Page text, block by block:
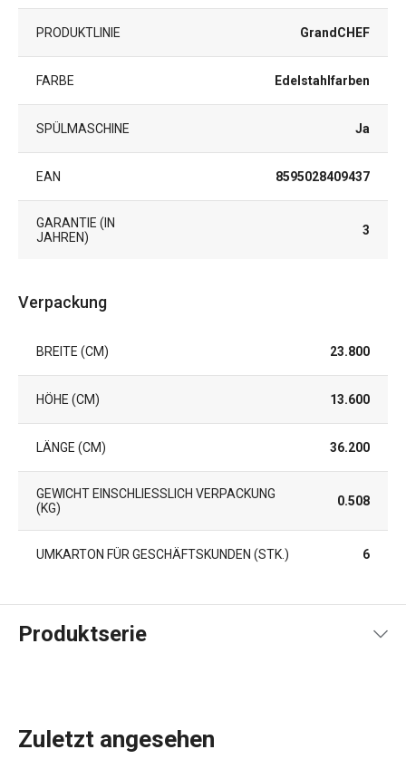
PRODUKTLINIE GrandCHEF
FARBE Edelstahlfarben
SPÜLMASCHINE Ja
EAN 8595028409437
GARANTIE (IN
JAHREN)
3
Verpackung
BREITE (CM) 23.800
HÖHE (CM) 13.600
LÄNGE (CM) 36.200
GEWICHT EINSCHLIESSLICH VERPACKUNG (
KG)
0.508
UMKARTON FÜR GESCHÄFTSKUNDEN (STK.) 6
Produktserie
Zuletzt angesehen